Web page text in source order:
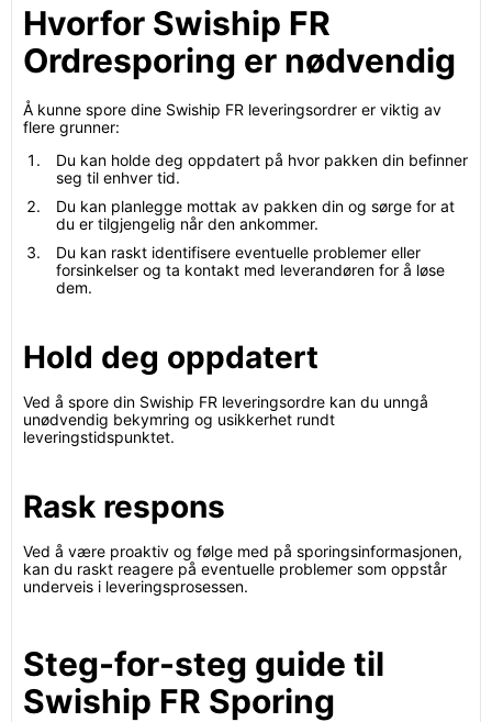
Hvorfor Swiship FR
Ordresporing er nødvendig
Å kunne spore dine Swiship FR leveringsordrer er viktig av
flere grunner:
Du kan holde deg oppdatert på hvor pakken din befinner
seg til enhver tid.
Du kan planlegge mottak av pakken din og sørge for at
du er tilgjengelig når den ankommer.
Du kan raskt identifisere eventuelle problemer eller
forsinkelser og ta kontakt med leverandøren for å løse
dem.
Hold deg oppdatert
Ved å spore din Swiship FR leveringsordre kan du unngå
unødvendig bekymring og usikkerhet rundt
leveringstidspunktet.
Rask respons
Ved å være proaktiv og følge med på sporingsinformasjonen,
kan du raskt reagere på eventuelle problemer som oppstår
underveis i leveringsprosessen.
Steg-for-steg guide til
Swiship FR Sporing